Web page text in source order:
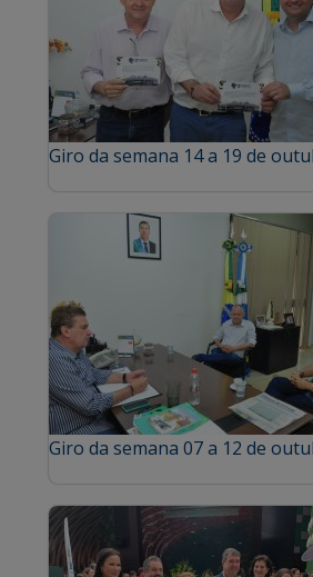
Giro da semana 14 a 19 de
Giro da semana 07 a 12 de